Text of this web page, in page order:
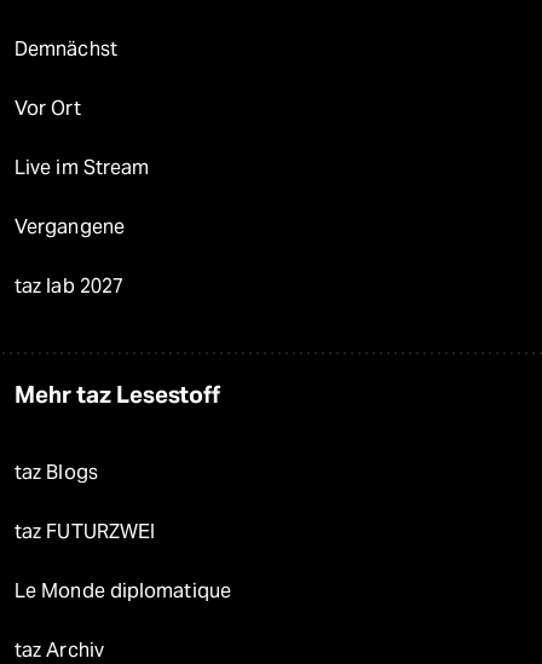
Demnächst
Vor Ort
Live im Stream
Vergangene
taz lab 2027
Mehr taz Lesestoff
taz Blogs
taz FUTURZWEI
Le Monde diplomatique
taz Archiv